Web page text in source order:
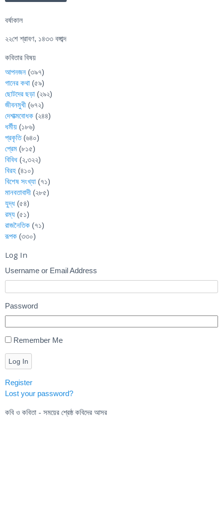
বর্ষাকাল
২২শে শ্রাবণ, ১৪৩৩ বঙ্গাব্দ
কবিতার বিষয়
আপনজন (৩৯৭)
গানের কথা (৫৯)
ছোটদের ছড়া (২৯২)
জীবনমুখী (৬৭২)
দেশাত্মবোধক (২৪৪)
ধর্মীয় (১৮৬)
প্রকৃতি(৬৪০)
প্রেম (৮১৫)
বিবিধ (২,৩২২)
বিরহ (৪১০)
বিশেষ সংখ্যা (৭১)
মানবতাবাদী (২৮৫)
যুদ্ধ (৫৪)
রম্য (৫১)
রাজনৈতিক (৭১)
রূপক (৩৩০)
Log In
Username or Email Address
Password
Remember Me
Log In
Register
Lost your password?
কবি ও কবিতা - সময়ের শ্রেষ্ঠ কবিদের আসর